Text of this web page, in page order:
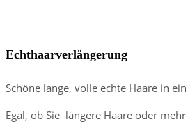
Echthaarverlängerung
Schöne lange, volle echte Haare in
Egal, ob Sie längere Haare oder